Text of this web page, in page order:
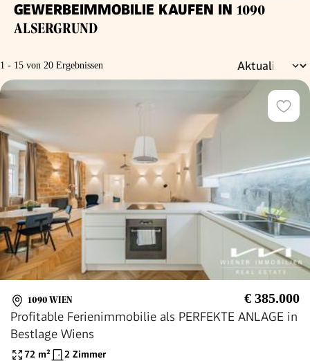
GEWERBEIMMOBILIE KAUFEN IN 1090
ALSERGRUND
1 - 15 von 20 Ergebnissen
1090 WIEN € 385.000
Profitable Ferienimmobilie als PERFEKTE ANLAGE in
Bestlage Wiens
72 m² 2 Zimmer